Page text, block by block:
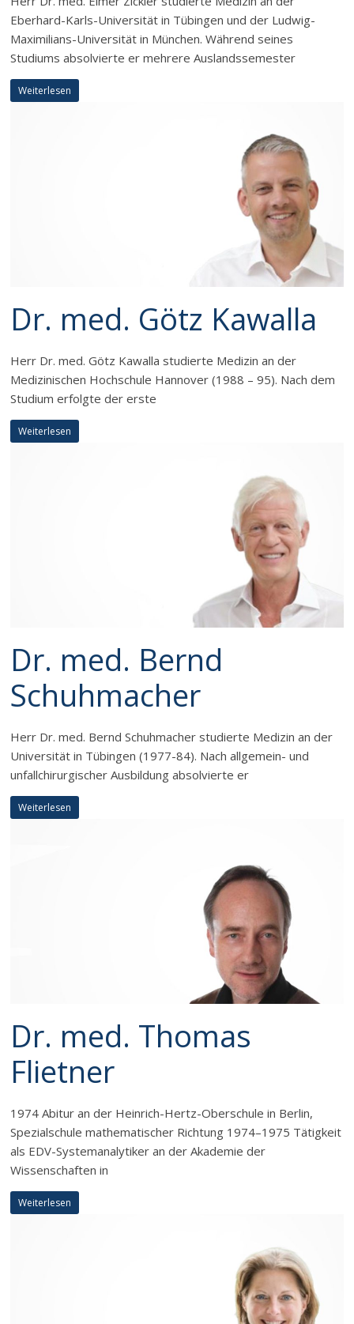
Eberhard-Karls-Universität in Tübingen und der Ludwig-
Maximilians-Universität in München. Während seines
Studiums absolvierte er mehrere Auslandssemester
Weiterlesen
Dr. med. Götz Kawalla
Herr Dr. med. Götz Kawalla studierte Medizin an der
Medizinischen Hochschule Hannover (1988 – 95). Nach dem
Studium erfolgte der erste
Weiterlesen
Dr. med. Bernd
Schuhmacher
Herr Dr. med. Bernd Schuhmacher studierte Medizin an der
Universität in Tübingen (1977-84). Nach allgemein- und
unfallchirurgischer Ausbildung absolvierte er
Weiterlesen
Dr. med. Thomas
Flietner
1974 Abitur an der Heinrich-Hertz-Oberschule in Berlin,
Spezialschule mathematischer Richtung 1974–1975 Tätigkeit
als EDV-Systemanalytiker an der Akademie der
Wissenschaften in
Weiterlesen